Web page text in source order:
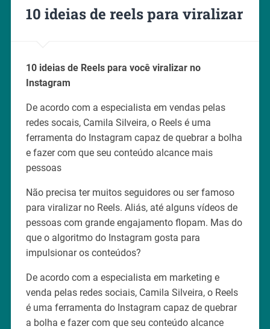
10 ideias de reels para viralizar
10 ideias de Reels para você viralizar no
Instagram
De acordo com a especialista em vendas pelas
redes socais, Camila Silveira, o Reels é uma
ferramenta do Instagram capaz de quebrar a bolha
e fazer com que seu conteúdo alcance mais
pessoas
Não precisa ter muitos seguidores ou ser famoso
para viralizar no Reels. Aliás, até alguns vídeos de
pessoas com grande engajamento flopam. Mas do
que o algoritmo do Instagram gosta para
impulsionar os conteúdos?
De acordo com a especialista em marketing e
venda pelas redes sociais, Camila Silveira, o Reels
é uma ferramenta do Instagram capaz de quebrar
a bolha e fazer com que seu conteúdo alcance